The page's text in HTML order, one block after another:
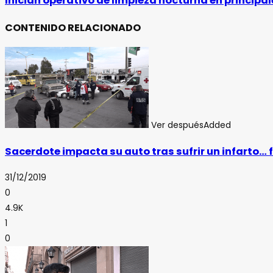
CONTENIDO RELACIONADO
Ver despuésAdded
Sacerdote impacta su auto tras sufrir un infarto…
31/12/2019
0
4.9K
1
0